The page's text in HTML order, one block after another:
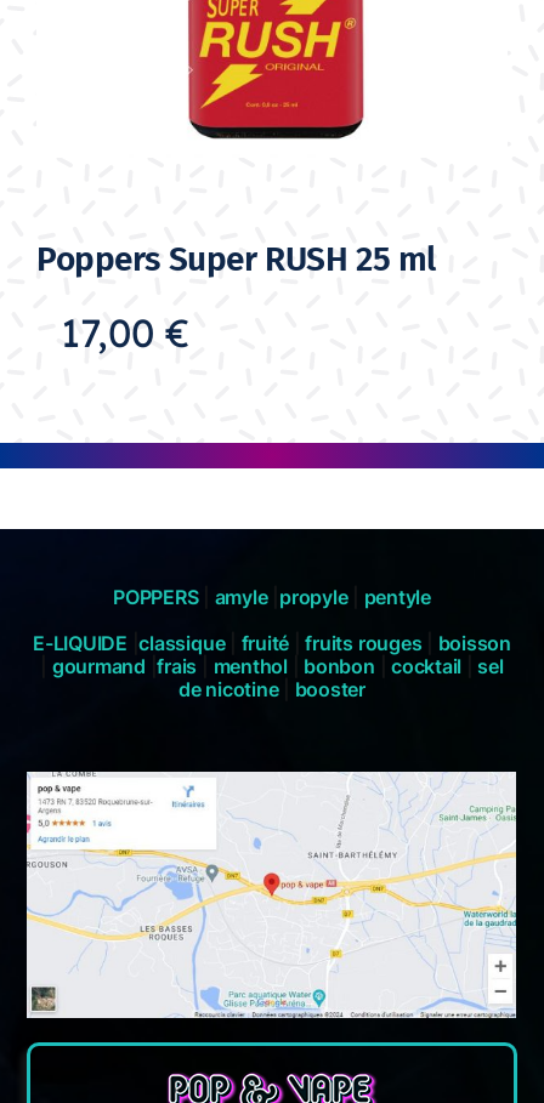
Poppers Super RUSH 25 ml
17,00 €
POPPERS| amyle| propyle| pentyle
E-LIQUIDE |classique fruité fruits rouges
boisson
gourmand |frais menthol bonbon |cocktail
sel
de nicotine| booster